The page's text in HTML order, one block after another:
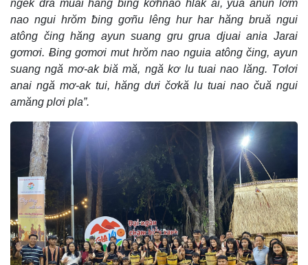
ngek dra muai hăng ƀing kơhnâo hlăk ai, yua anun lơm
nao ngui hrŏm ƀing gơñu lêng hur har hăng bruă ngui
atông čing hăng ayun suang gru grua djuai ania Jarai
gơmơi. Ƀing gơmơi mut hrŏm nao nguia atông čing, ayun
suang ngă mơ-ak biă mă, ngă kơ lu tuai nao lăng. Tơlơi
anai ngă mơ-ak tui, hăng dưi čơkă lu tuai nao čuă ngui
amăng plơi pla”.